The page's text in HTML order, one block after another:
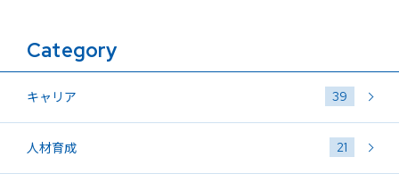
Category
キャリア 39
人材育成 21